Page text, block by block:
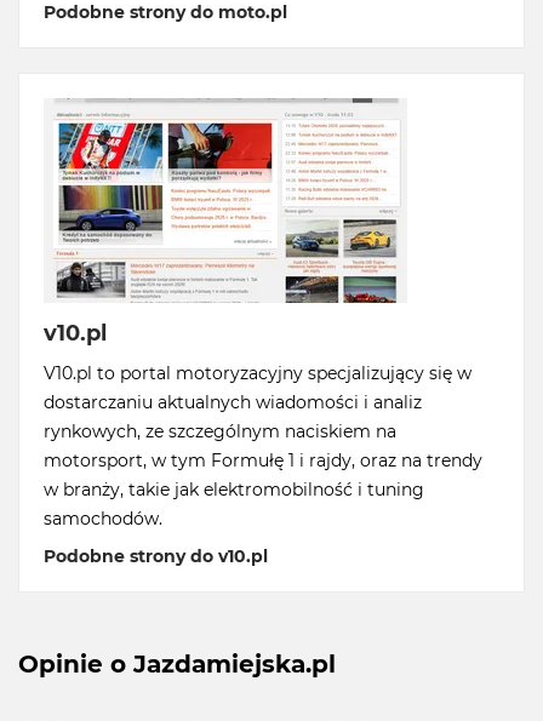
Podobne strony do moto.pl
v10.pl
V10.pl to portal motoryzacyjny specjalizujący się w
dostarczaniu aktualnych wiadomości i analiz
rynkowych, ze szczególnym naciskiem na
motorsport, w tym Formułę 1 i rajdy, oraz na trendy
w branży, takie jak elektromobilność i tuning
samochodów.
Podobne strony do v10.pl
Opinie o Jazdamiejska.pl